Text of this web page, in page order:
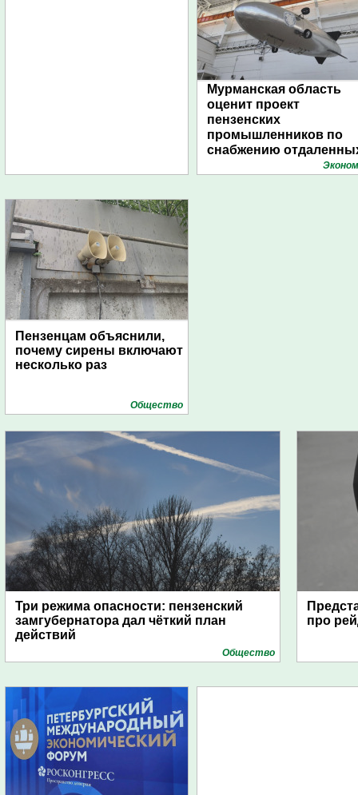
Мурманская область
оценит проект
пензенских
промышленников по
снабжению
поселений с помощью
Пензенцам объяснили,
почему сирены включают
несколько раз
Общество
Три режима опасности: пензенский
замгубернатора дал чёткий план
действий
Общество
про